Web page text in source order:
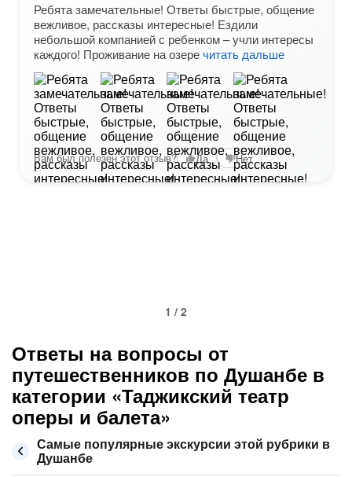
Ребята замечательные! Ответы быстрые, общение
вежливое, рассказы интересные! Ездили
небольшой компанией с ребенком – учли интересы
каждого! Проживание на озеречитать дальше
Вам был полезен этот отзыв? Да Нет
1 / 2
Ответы на вопросы от
путешественников по Душанбе в
категории «Таджикский театр
оперы и балета»
Самые популярные экскурсии этой рубрики в
Душанбе